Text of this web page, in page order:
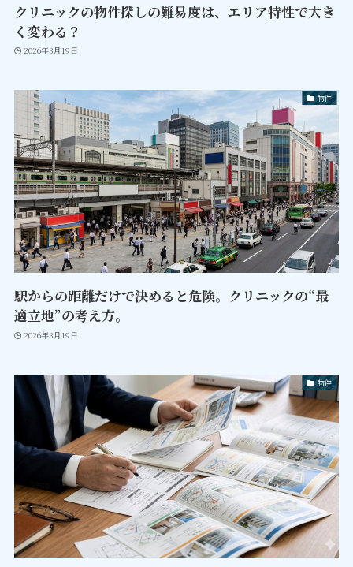
クリニックの物件探しの難易度は、エリア特性で大き
く変わる？
2026年3月19日
物件
駅からの距離だけで決めると危険。クリニックの“最
適立地”の考え方。
2026年3月19日
物件